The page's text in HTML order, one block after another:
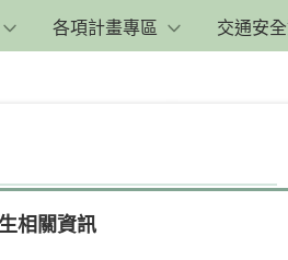
各項計畫專區 交通安
相關資訊